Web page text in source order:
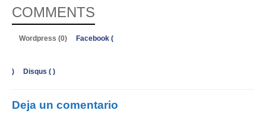
COMMENTS
Wordpress (0) Facebook (
) Disqus ( )
Deja un comentario